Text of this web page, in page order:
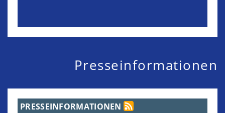
Presseinformationen
PRESSEINFORMATIONEN